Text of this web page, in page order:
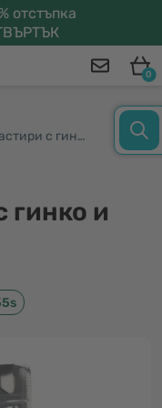
отстъпка
0
Focus – пластири с гинко и брахми
гинко и